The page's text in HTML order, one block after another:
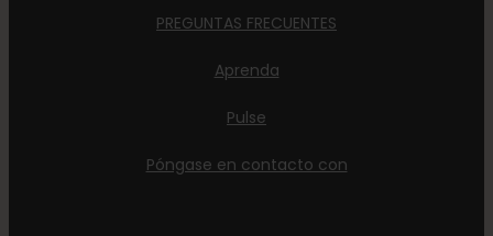
PREGUNTAS FRECUENTES
Aprenda
Pulse
Póngase en contacto con